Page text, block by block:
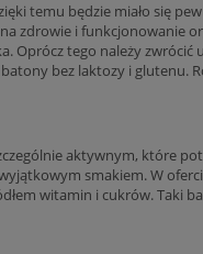
temu będzie miało się
zdrowie i funkcjonowanie
Oprócz tego należy
bez laktozy i glutenu.
aktywnym, które
smakiem. W
witamin i cukrów. Taki